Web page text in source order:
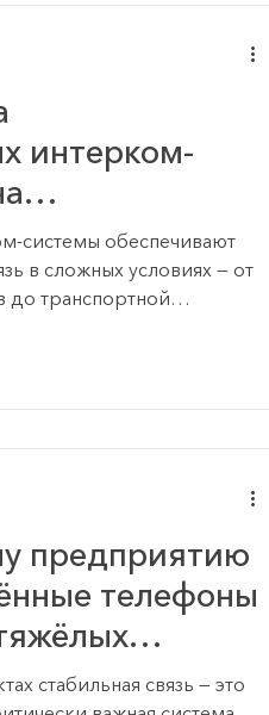
интерком-
объектах
системы обеспечивают
в сложных условиях — от
до транспортной
работы.
предприятию
телефоны
стабильная связь — это